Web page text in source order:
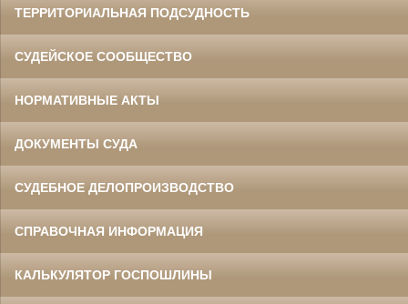
ТЕРРИТОРИАЛЬНАЯ ПОДСУДНОСТЬ
СУДЕЙСКОЕ СООБЩЕСТВО
НОРМАТИВНЫЕ АКТЫ
ДОКУМЕНТЫ СУДА
СУДЕБНОЕ ДЕЛОПРОИЗВОДСТВО
СПРАВОЧНАЯ ИНФОРМАЦИЯ
КАЛЬКУЛЯТОР ГОСПОШЛИНЫ